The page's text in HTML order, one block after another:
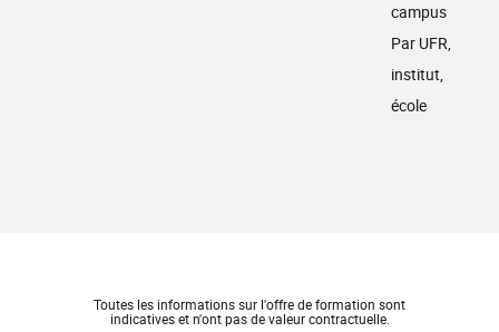
campus
Par UFR,
institut,
école
Toutes les informations sur l'offre de formation sont
indicatives et n'ont pas de valeur contractuelle.